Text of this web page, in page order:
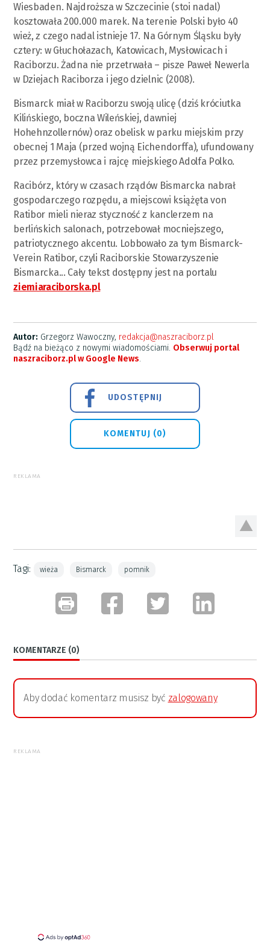
Wiesbaden. Najdroższa w Szczecinie (stoi nadal)
kosztowała 200.000 marek. Na terenie Polski było 40
wież, z czego nadal istnieje 17. Na Górnym Śląsku były
cztery: w Głuchołazach, Katowicach, Mysłowicach i
Raciborzu. Żadna nie przetrwała – pisze Paweł Newerla
w Dziejach Raciborza i jego dzielnic (2008).
Bismarck miał w Raciborzu swoją ulicę (dziś króciutka
Kilińskiego, boczna Wileńskiej, dawniej
Hohehnzollernów) oraz obelisk w parku miejskim przy
obecnej 1 Maja (przed wojną Eichendorffa), ufundowany
przez przemysłowca i rajcę miejskiego Adolfa Polko.
Racibórz, który w czasach rządów Bismarcka nabrał
gospodarczego rozpędu, a miejscowi książęta von
Ratibor mieli nieraz styczność z kanclerzem na
berlińskich salonach, potrzebował mocniejszego,
patriotycznego akcentu. Lobbowało za tym Bismarck-
Verein Ratibor, czyli Raciborskie Stowarzyszenie
Bismarcka... Cały tekst dostępny jest na portalu
ziemiaraciborska.pl
Autor: Grzegorz Wawoczny, redakcja@naszraciborz.pl
Bądź na bieżąco z nowymi wiadomościami. Obserwuj portal
naszraciborz.pl w Google News.
UDOSTĘPNIJ
KOMENTUJ (0)
REKLAMA
Tagi: wieża Bismarck pomnik
KOMENTARZE (0)
Aby dodać komentarz musisz być zalogowany
REKLAMA